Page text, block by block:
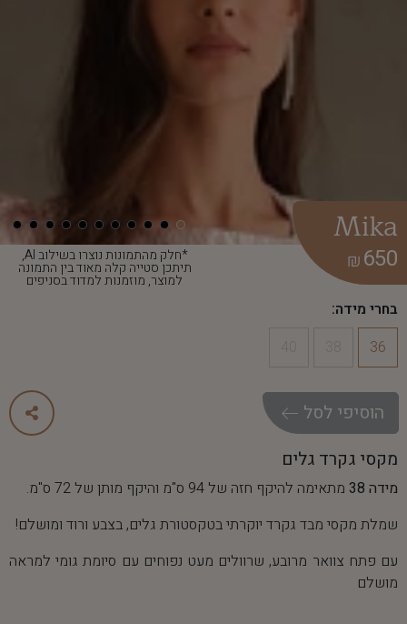
*חלק מהתמונות נוצרו בשילוב AI,
תיתכן סטייה קלה מאוד בין התמונה
למוצר, מוזמנות למדוד בסניפים
Mika
650
₪
בחרי מידה:
36
הוסיפי לסל
מקסי גקרד גלים
מידה 38
מתאימה להיקף חזה של 94 ס"מ והיקף מותן של 72 ס"מ.
שמלת מקסי מבד גקרד יוקרתי בטקסטורת גלים, בצבע ורוד ומושלם!
עם פתח צוואר מרובע, שרוולים מעט נפוחים עם סיומת גומי למראה
מושלם